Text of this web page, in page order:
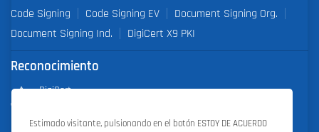
Code Signing
Code Signing EV
Document Signing Org.
Document Signing Ind.
DigiCert X9 PKI
Reconocimiento
DigiCert
Estimado visitante, pulsionando en el botón ESTOY DE ACUERDO